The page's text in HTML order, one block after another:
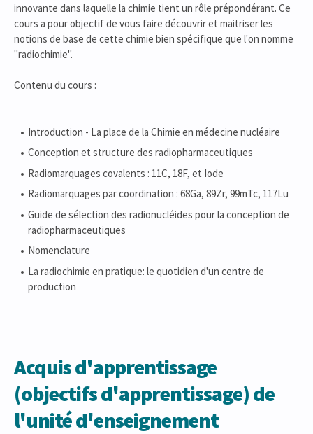
innovante dans laquelle la chimie tient un rôle prépondérant. Ce
cours a pour objectif de vous faire découvrir et maitriser les
notions de base de cette chimie bien spécifique que l'on nomme
"radiochimie".
Contenu du cours :
Introduction - La place de la Chimie en médecine nucléaire
Conception et structure des radiopharmaceutiques
Radiomarquages covalents : 11C, 18F, et Iode
Radiomarquages par coordination : 68Ga, 89Zr, 99mTc, 117Lu
Guide de sélection des radionucléides pour la conception de
radiopharmaceutiques
Nomenclature
La radiochimie en pratique: le quotidien d'un centre de
production
Acquis d'apprentissage
(objectifs d'apprentissage) de
l'unité d'enseignement